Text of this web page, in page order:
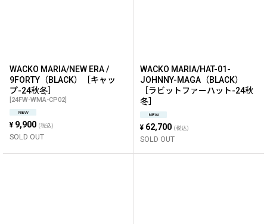
WACKO MARIA/NEW ERA /
9FORTY（BLACK）［キャッ
プ-24秋冬］
[24FW-WMA-CP02]
¥ 9,900 (税込)
SOLD OUT
WACKO MARIA/HAT-01-
JOHNNY-MAGA（BLACK）
［ラビットファーハット-24秋
冬］
¥ 62,700 (税込)
SOLD OUT